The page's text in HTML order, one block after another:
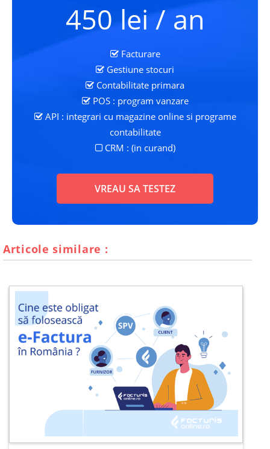
450 lei / an
Facturare
Gestiune stocuri
Contabilitate primara
POS : program vanzare
API : integrari cu magazine online si programe
contabilitate
CRM : (in curand)
VREAU SA TESTEZ
Articole similare :